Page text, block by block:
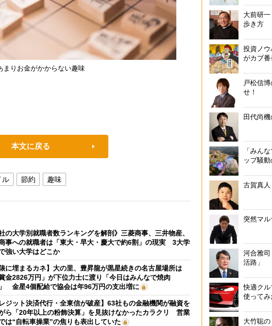
まりお金がかからない趣味
本文に戻る
ル 節約 趣味
の大学別就職者数ランキングを解剖》三菱商事、三井物産、
事への就職者は「東大・早大・慶大で約6割」の現実 3大学
強い大学はどこか
に埋まるカネ】大の里、豊昇龍が黒星続きの名古屋場所は
金2826万円」が下位力士に渡り「今日はみんなで焼肉
金星4個配給で協会は年96万円の支出増に
ジット決済代行・全東信が破産】63社もの金融機関が融資を
ら「20年以上の粉飾決算」を見抜けなかったカラクリ 営業
は“自転車操業”の焦りも表出していた
大前研
歩き方
投資ノ
がカブ番
戸松信
せ！
田代尚
「みん
ップ騒
古賀真人
突然マル
河合雅
活路」
快適クル
使ってみ
大竹聡の